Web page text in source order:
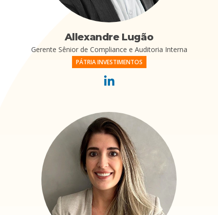
Allexandre Lugão
Gerente Sênior de Compliance e Auditoria Interna
PÁTRIA INVESTIMENTOS